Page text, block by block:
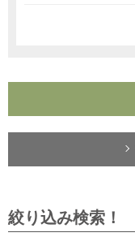
絞り込み検索！